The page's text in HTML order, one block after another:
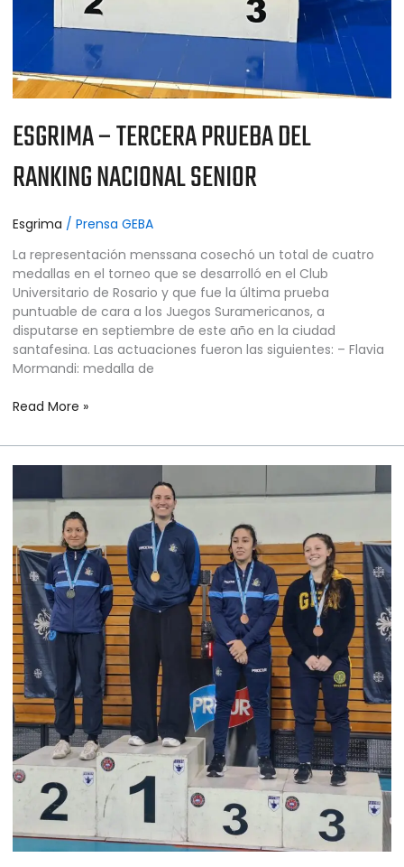
ESGRIMA – TERCERA PRUEBA DEL
RANKING NACIONAL SENIOR
Esgrima / Prensa GEBA
La representación menssana cosechó un total de cuatro
medallas en el torneo que se desarrolló en el Club
Universitario de Rosario y que fue la última prueba
puntuable de cara a los Juegos Suramericanos, a
disputarse en septiembre de este año en la ciudad
santafesina. Las actuaciones fueron las siguientes: – Flavia
Mormandi: medalla de
Read More »
SEGUNDA
DEL
RÁNKING
NACIONAL
SENIOR